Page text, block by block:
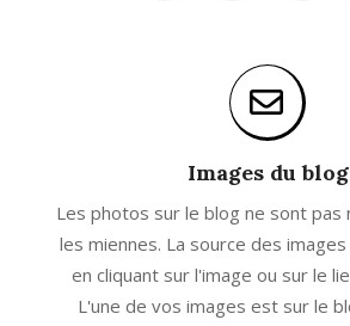
Images du blog
Les photos sur le blog ne sont pas
les miennes. La source des
en cliquant sur l'image ou sur le
L'une de vos images est sur le